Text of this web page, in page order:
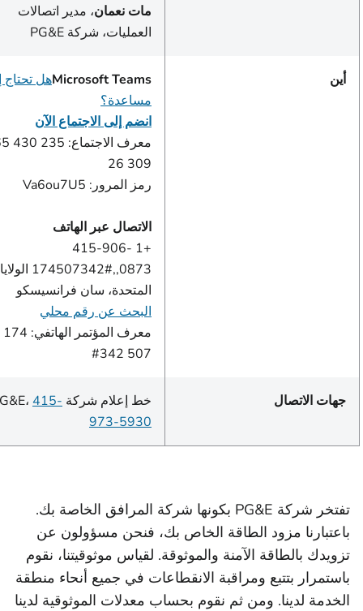
مات نعمان، مدير اتصالات
العمليات، شركة PG&E
أين Microsoft Teamsهل تحتاج
مساعدة؟
انضم إلى الاجتماع الآن
معرف
309 26
رمز المرور: Va6ou7U5
الاتصال عبر الهاتف
+1 415-906-
0873,,174507342#
المتحدة، سان فرانسيسكو
البحث عن رقم محلي
معرف المؤتمر الهاتفي: 174
507 342#
جهات الاتصال خط إعلام شركة PG&E،415-
973-5930
تفتخر شركة PG&E بكونها شركة المرافق الخاصة بك.
باعتبارنا مزود الطاقة الخاص بك، فنحن مسؤولون عن
تزويدك بالطاقة الآمنة والموثوقة. لقياس موثوقيتنا، نقوم
باستمرار بتتبع ومراقبة الانقطاعات في جميع أنحاء منطقة
الخدمة لدينا. ومن ثم نقوم بحساب معدلات الموثوقية لدينا